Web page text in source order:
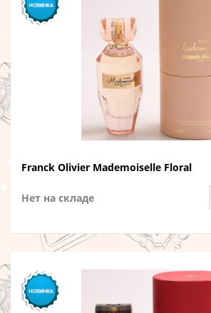
Franck Olivier Mademoiselle Floral
Нет на складе